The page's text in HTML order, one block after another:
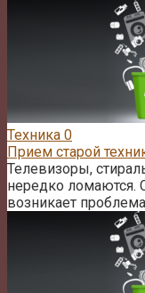
Техника 0
Прием старой
Телевизоры,
нередко ломаются.
возникает проблема